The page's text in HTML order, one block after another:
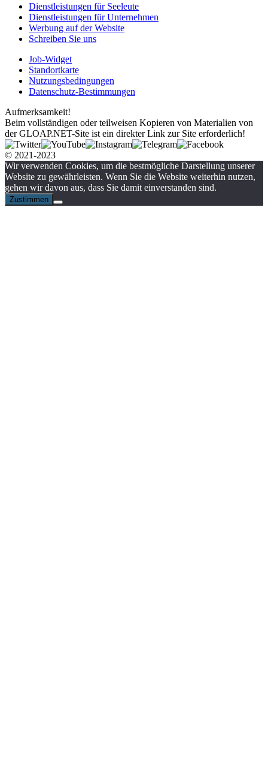
Dienstleistungen für Seeleute
Dienstleistungen für Unternehmen
Werbung auf der Website
Schreiben Sie uns
Job-Widget
Standortkarte
Nutzungsbedingungen
Datenschutz-Bestimmungen
Aufmerksamkeit!
Beim vollständigen oder teilweisen Kopieren von Materialien von
der GLOAP.NET-Site ist ein direkter Link zur Site erforderlich!
© 2021-2023
Wir verwenden Cookies, um die bestmögliche Darstellung unserer
Website zu gewährleisten. Wenn Sie die Website weiterhin nutzen,
gehen wir davon aus, dass Sie damit einverstanden sind.
Zustimmen